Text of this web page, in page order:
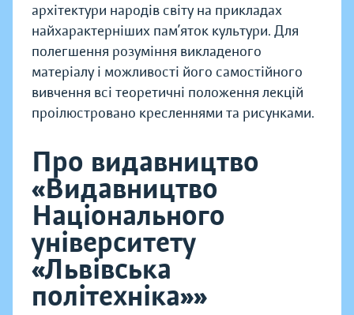
архітектури народів світу на прикладах
найхарактерніших пам’яток культури. Для
полегшення розуміння викладеного
матеріалу і можливості його самостійного
вивчення всі теоретичні положення лекцій
проілюстровано кресленнями та рисунками.
Про видавництво
«Видавництво
Національного
університету
«Львівська
політехніка»»